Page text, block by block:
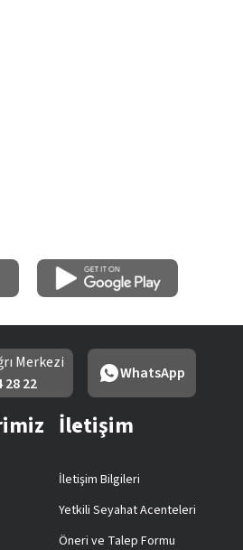
Merkezi
28 22
WhatsApp
İletişim
İletişim Bilgileri
Yetkili Seyahat Acenteleri
Öneri ve Talep Formu